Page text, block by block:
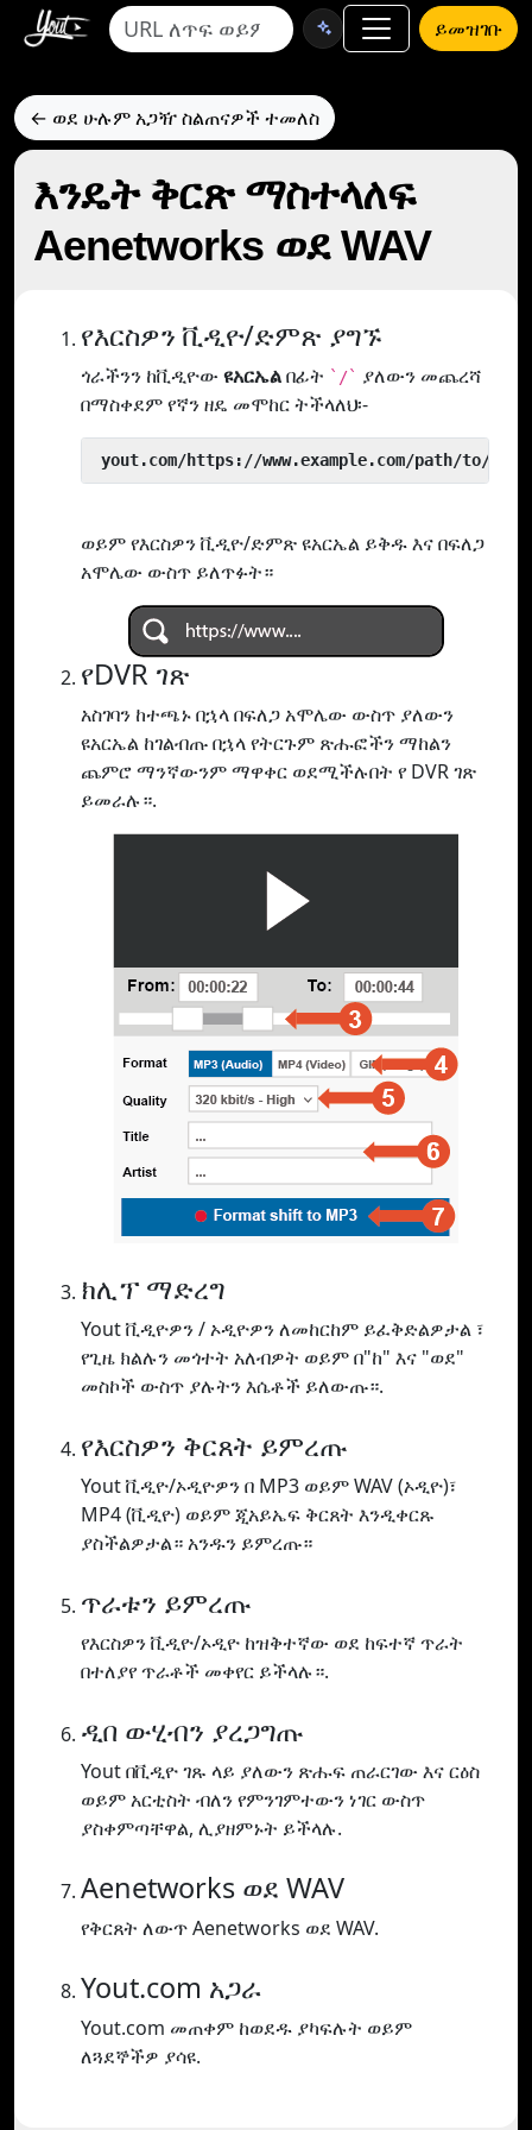
ይመዝገቡ
← ወደ ሁሉም አጋዥ ስልጠናዎች ተመለስ
እንዴት ቅርጽ ማስተላለፍ
Aenetworks ወደ WAV
የእርስዎን ቪዲዮ/ድምጽ ያግኙ
ጎራችንን ከቪዲዮው ዩአርኤልበፊት `/` ያለውን መጨረሻ
በማስቀደም የኛን ዘዴ መሞከር ትችላለህ፡-
yout.com/https://www.example.com/path/to/
ወይም የእርስዎን ቪዲዮ/ድምጽ ዩአርኤል ይቅዱ እና በፍለጋ
አሞሌው ውስጥ ይለጥፉት።
የDVR ገጽ
አስገባን ከተጫኑ በኋላ በፍለጋ አሞሌው ውስጥ ያለውን
ዩአርኤል ከገልብጡ በኋላ የትርጉም ጽሑፎችን ማከልን
ጨምሮ ማንኛውንም ማዋቀር ወደሚችሉበት የ DVR ገጽ
ይመራሉ።.
ክሊፕ ማድረግ
Yout ቪዲዮዎን / ኦዲዮዎን ለመከርከም ይፈቅድልዎታል ፣
የጊዜ ክልሉን መጎተት አለብዎት ወይም በ"ከ" እና "ወደ"
መስኮች ውስጥ ያሉትን እሴቶች ይለውጡ።.
የእርስዎን ቅርጸት ይምረጡ
Yout ቪዲዮ/ኦዲዮዎን በ MP3 ወይም WAV (ኦዲዮ)፣
MP4 (ቪዲዮ) ወይም ጂአይኤፍ ቅርጸት እንዲቀርጹ
ያስችልዎታል። አንዱን ይምረጡ።
ጥራቱን ይምረጡ
የእርስዎን ቪዲዮ/ኦዲዮ ከዝቅተኛው ወደ ከፍተኛ ጥራት
በተለያየ ጥራቶች መቀየር ይችላሉ።.
ዲበ ውሂብን ያረጋግጡ
Yout በቪዲዮ ገጹ ላይ ያለውን ጽሑፍ ጠራርገው እና ርዕስ
ወይም አርቲስት ብለን የምንገምተውን ነገር ውስጥ
ያስቀምጣቸዋል, ሊያዘምኑት ይችላሉ.
Aenetworks ወደ WAV
የቅርጸት ለውጥ Aenetworks ወደ WAV.
Yout.com አጋራ
Yout.com መጠቀም ከወደዱ ያካፍሉት ወይም
ለጓደኞችዎ ያሳዩ.